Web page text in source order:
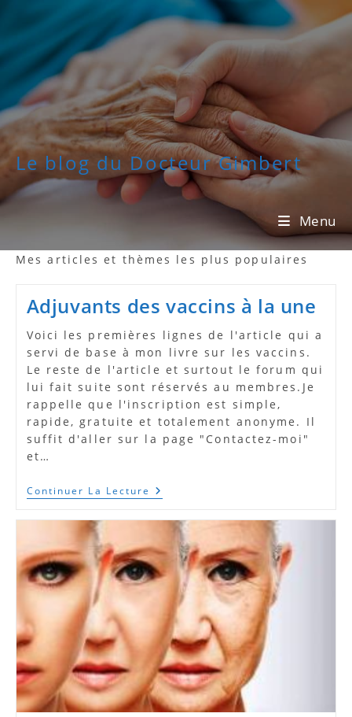
Le blog du Docteur Gimbert
Menu
Mes articles et thèmes les plus populaires
Adjuvants des vaccins à la une
Voici les premières lignes de l'article qui a
servi de base à mon livre sur les vaccins.
Le reste de l'article et surtout le forum qui
lui fait suite sont réservés au membres.Je
rappelle que l'inscription est simple,
rapide, gratuite et totalement anonyme. Il
suffit d'aller sur la page "Contactez-moi"
et…
Continuer La Lecture Adjuvants
Des
Une